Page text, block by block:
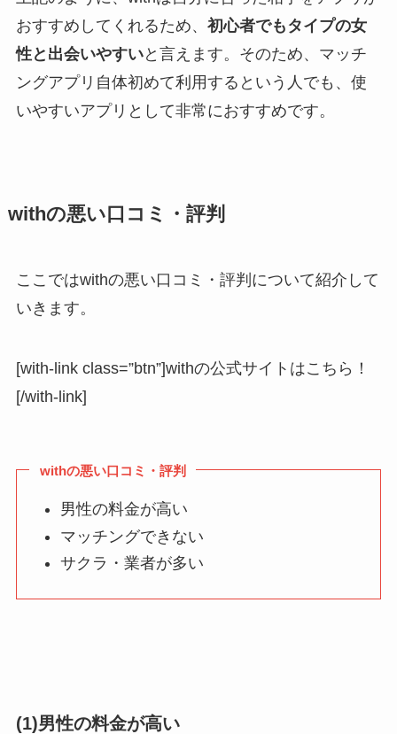
おすすめしてくれるため、 初心者でもタイプの女
性と出会いやすいと言えます。そのため、マッチ
ングアプリ自体初めて利用するという人でも、使
いやすいアプリとして非常におすすめです。
withの悪い口コミ・評判
ここではwithの悪い口コミ・評判について紹介して
いきます。
[with-link class=”btn”]withの公式サイトはこちら！
[/with-link]
withの悪い口コミ・評判
男性の料金が高い
マッチングできない
サクラ・業者が多い
(1)男性の料金が高い